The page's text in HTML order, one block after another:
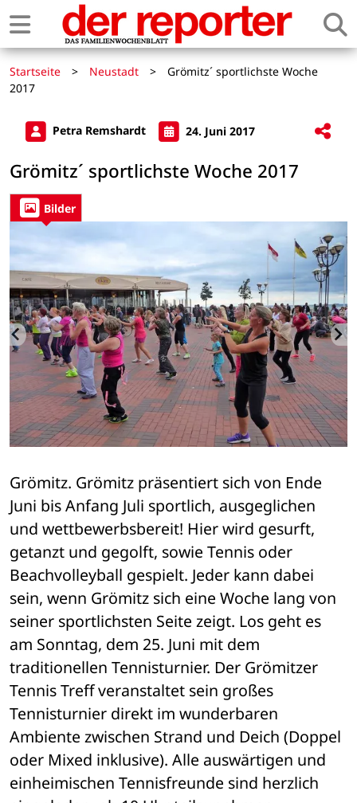
Startseite > Neustadt >
Grömitz´ sportlichste Woche
2017
Petra Remshardt 24. Juni 2017
Grömitz´ sportlichste Woche 2017
Bilder
Grömitz. Grömitz präsentiert sich von Ende
Juni bis Anfang Juli sportlich, ausgeglichen
und wettbewerbsbereit! Hier wird gesurft,
getanzt und gegolft, sowie Tennis oder
Beachvolleyball gespielt. Jeder kann dabei
sein, wenn Grömitz sich eine Woche lang von
seiner sportlichsten Seite zeigt. Los geht es
am Sonntag, dem 25. Juni mit dem
traditionellen Tennisturnier. Der Grömitzer
Tennis Treff veranstaltet sein großes
Tennisturnier direkt im wunderbaren
Ambiente zwischen Strand und Deich (Doppel
oder Mixed inklusive). Alle auswärtigen und
einheimischen Tennisfreunde sind herzlich